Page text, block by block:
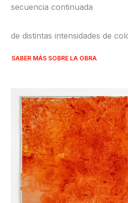
secuencia continuada
de distintas intensidades de
SABER MÁS SOBRE LA OBRA